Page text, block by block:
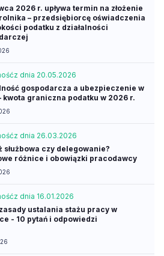
2026 r. upływa termin na złożenie
– przedsiębiorcę oświadczenia
podatku z działalności
z dnia 20.05.2026
gospodarcza a ubezpieczenie w
kwota graniczna podatku w 2026 r.
z dnia 26.03.2026
służbowa czy delegowanie?
różnice i obowiązki pracodawcy
z dnia 16.01.2026
ustalania stażu pracy w
- 10 pytań i odpowiedzi